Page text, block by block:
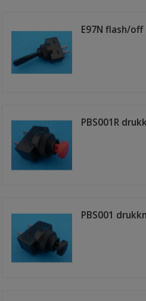
E97N flash/off
PBS001R
PBS001